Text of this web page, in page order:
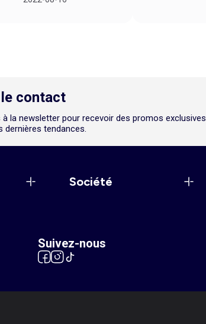
contact
la newsletter pour recevoir des promos exclusives
dernières tendances.
Société
Suivez-nous